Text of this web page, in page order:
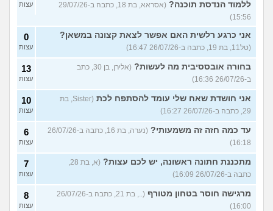
ללמוד הנדסת תוכנה?
(אסראא, בת 18, כתבה ב-29/07/26
15:56)
עצות
אני כרגע רלשית האם אפשר לצאת קצונה במשאן?
(טל11, בת 19, כתבה ב-26/07/26 16:47)
0
עצות
בחורה אובססיבית מה לעשות?
(אלירן, בן 30, כתב
ב-26/07/26 16:36)
13
עצות
אני חושדת שאח שלי עומד להסתפח לכת
(Sister, בת
29, כתבה ב-26/07/26 16:27)
10
עצות
עד כמה חזה זה משמעותי?
(נערה, בת 16, כתבה ב-26/07/26
16:18)
6
עצות
מתכננת חתונה ראשונה, יש לכם עצות?
כתבה ב-26/07/26 16:09)
7
עצות
מרגישה חוסר בטחון מטורף
(.., בת 21, כתבה ב-26/07/26
16:00)
8
עצות